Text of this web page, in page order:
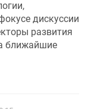
дискуссии
развития
ближайшие